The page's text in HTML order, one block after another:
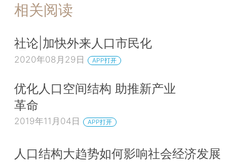
相关阅读
社论|加快外来人口市民化
2020年08月29日 APP打开
优化人口空间结构 助推新产业
革命
2019年11月04日 APP打开
人口结构大趋势如何影响社会经济发展